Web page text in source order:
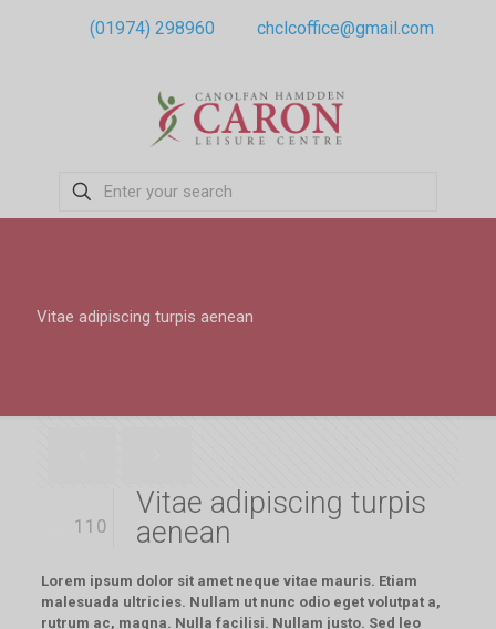
(01974) 298960 chclcoffice@gmail.com
Vitae adipiscing turpis aenean
110
Vitae adipiscing turpis
aenean
Lorem ipsum dolor sit amet neque vitae mauris. Etiam
malesuada ultricies. Nullam ut nunc odio eget volutpat a,
rutrum ac, magna. Nulla facilisi. Nullam justo. Sed leo